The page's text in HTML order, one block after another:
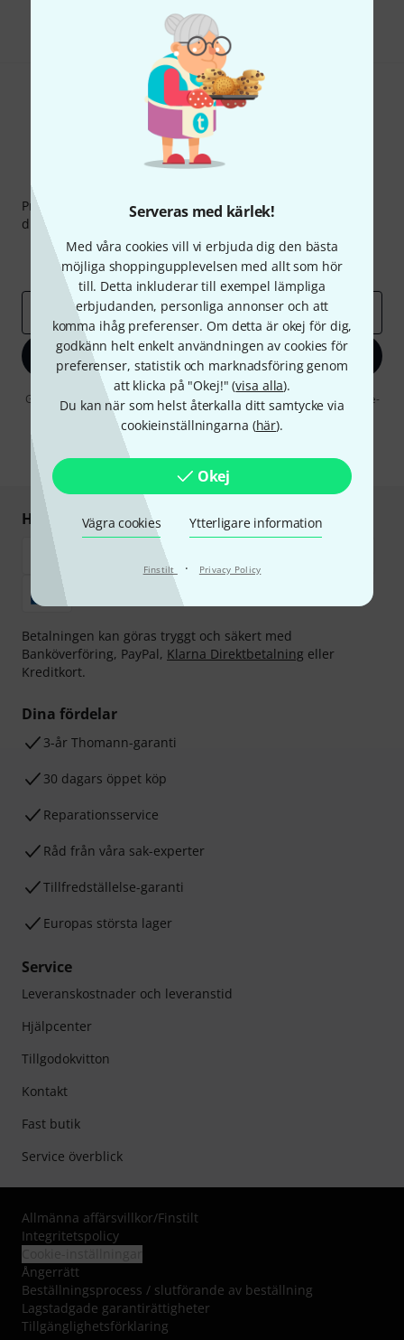
Serveras med kärlek!
Med våra cookies vill vi erbjuda dig den bästa
möjliga shoppingupplevelsen med allt som hör
till. Detta inkluderar till exempel lämpliga
erbjudanden, personliga annonser och att
komma ihåg preferenser. Om detta är okej för dig,
godkänn helt enkelt användningen av cookies för
preferenser, statistik och marknadsföring genom
att klicka på "Okej!" (visa alla).
Du kan när som helst återkalla ditt samtycke via
cookieinställningarna (här).
Okej
Vägra cookies Ytterligare information
Finstilt · Privacy Policy
Hjälp & Feedback
Prenumererar på Thomanns Nyhetsbrev på engelska och
du kan med lite tur vinna en
Inspirerande inlägg
Erbjudanden
Thomann Insikter
E-postadress*
Registrera dig nu
Genom att klicka på "Registrera dig nu" samtycker jag till att ta emot e-
postreklam. Avregistrering är möjlig när som helst. Du finner mer
information om nyhetsbrevet i vår sekretesspolicy
* Nödvändig
Handla och betala säkert
Betalningen kan göras tryggt och säkert med
Banköverföring, PayPal, Klarna Direktbetalning eller
Kreditkort.
Dina fördelar
3-år Thomann-garanti
30 dagars öppet köp
Reparationsservice
Råd från våra sak-experter
Tillfredställelse-garanti
Europas största lager
Service
Leveranskostnader och leveranstid
Hjälpcenter
Tillgodokvitton
Kontakt
Fast butik
Service överblick
Allmänna affärsvillkor/Finstilt
Integritetspolicy
Ångerrätt
Beställningsprocess / slutförande av beställning
Lagstadgade garantirättigheter
Tillgänglighetsförklaring